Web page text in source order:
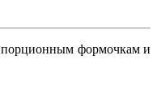
порционным формочкам и